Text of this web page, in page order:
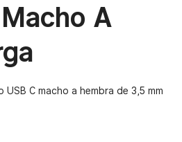
A
C macho a hembra de 3,5 mm